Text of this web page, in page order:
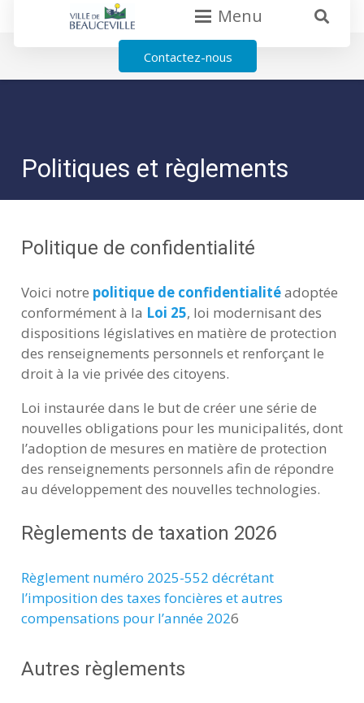
Menu
Contactez-nous
Politiques et règlements
Politique de confidentialité
Voici notre politique de confidentialitéadoptée
conformément à la Loi 25, loi modernisant des
dispositions législatives en matière de protection
des renseignements personnels et renforçant le
droit à la vie privée des citoyens.
Loi instaurée dans le but de créer une série de
nouvelles obligations pour les municipalités, dont
l’adoption de mesures en matière de protection
des renseignements personnels afin de répondre
au développement des nouvelles technologies.
Règlements de taxation 2026
Règlement numéro 2025-552 décrétant
l’imposition des taxes foncières et autres
compensations pour l’année 2026
Autres règlements